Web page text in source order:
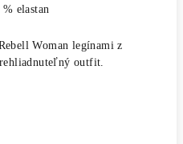
elastan
Woman legínami z
outfit.